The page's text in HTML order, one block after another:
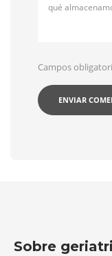
qué
Campos
Sobre